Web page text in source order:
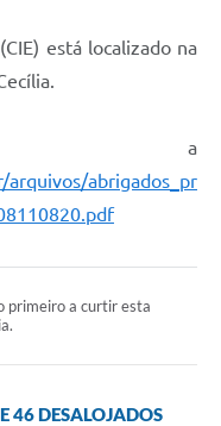
está localizado na
a
arquivos/abrigados_pr
primeiro a curtir esta
46 DESALOJADOS